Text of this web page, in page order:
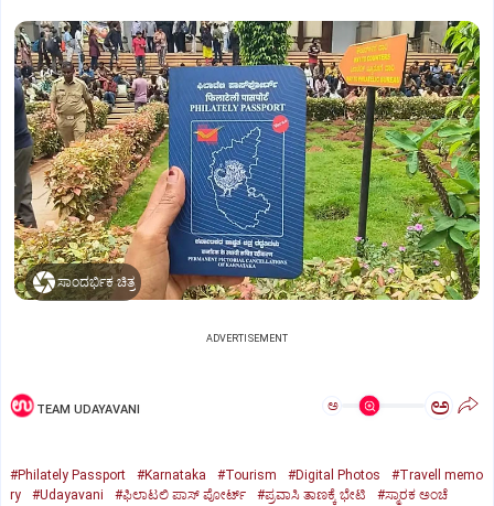
ಸಾಂದರ್ಭಿಕ ಚಿತ್ರ
ADVERTISEMENT
TEAM UDAYAVANI ಅ ಅ
#Philately Passport #Karnataka #Tourism #Digital Photos
#Travell memo
ry
#Udayavani #ಫಿಲಾಟಲಿ ಪಾಸ್‌ ಪೋರ್ಟ್‌ #ಪ್ರವಾಸಿ ತಾಣಕ್ಕೆ ಭೇಟಿ
#ಸ್ಮಾರಕ ಅಂಚೆ